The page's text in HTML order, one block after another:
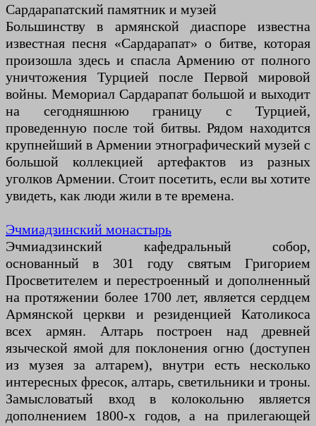
Сардарапатский памятник и музей
Большинству в армянской диаспоре известна
известная песня «Сардарапат» о битве, которая
произошла здесь и спасла Армению от полного
уничтожения Турцией после Первой мировой
войны. Мемориал Сардарапат большой и выходит
на сегодняшнюю границу с Турцией,
проведенную после той битвы. Рядом находится
крупнейший в Армении этнографический музей с
большой коллекцией артефактов из разных
уголков Армении. Стоит посетить, если вы хотите
увидеть, как люди жили в те времена.
Эчмиадзинский монастырь
Эчмиадзинский кафедральный собор,
основанный в 301 году святым Григорием
Просветителем и перестроенный и дополненный
на протяжении более 1700 лет, является сердцем
Армянской церкви и резиденцией Католикоса
всех армян. Алтарь построен над древней
языческой ямой для поклонения огню (доступен
из музея за алтарем), внутри есть несколько
интересных фресок, алтарь, светильники и троны.
Замысловатый вход в колокольню является
дополнением 1800-х годов, а на прилегающей